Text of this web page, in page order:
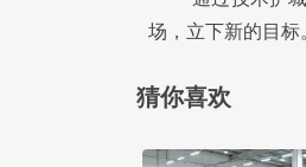
场，立下新的目标
猜你喜欢